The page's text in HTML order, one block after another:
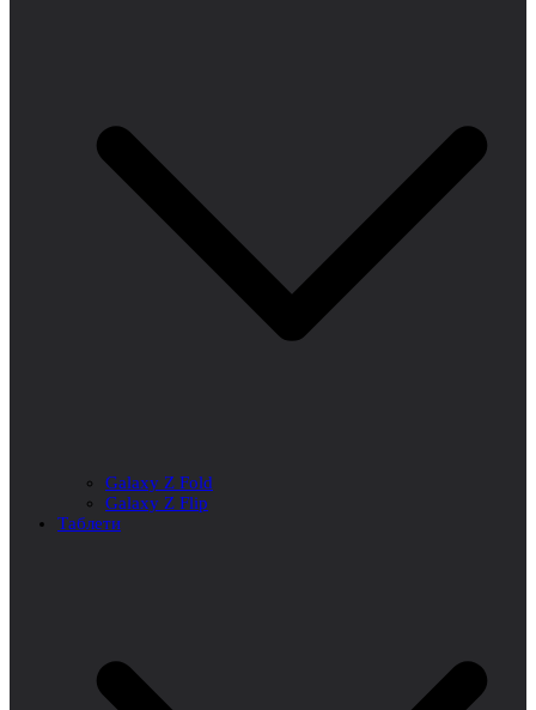
Galaxy Z Fold
Galaxy Z Flip
Таблети